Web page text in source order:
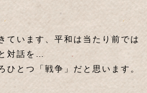
ています、平和は当たり前では
対話を…
ひとつ「戦争」だと思います。